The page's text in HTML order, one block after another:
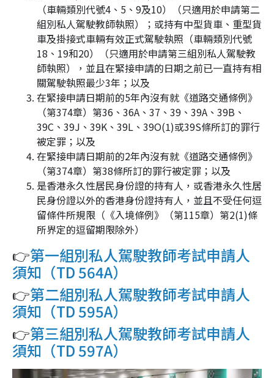
（車輛類別代號4、5、9及10）（只適用於申請第二
組別私人駕駛教師執照）；或持有中型貨車、重型貨
車及掛接式車輛有效正式駕駛執照（車輛類別代號
18、19和20）（只適用於申請第三組別私人駕駛教
師執照），並且在緊接申請的日期之前已一直持有相
關駕駛執照最少3年；以及
在緊接申請日期前的5年內沒有就《道路交通條例》
（第374章）第36、36A、37、39、39A、39B、
39C、39J、39K、39L、39O(1)或39S條所訂的罪行
被定罪；以及
在緊接申請日期前的2年內沒有就《道路交通條例》
（第374章）第38條所訂的罪行被定罪；以及
是香港永久性居民身份證的持有人，或香港永久性居
民身份證以外的香港身份證持有人，並且不受任何逗
留條件所規限（《入境條例》（第115章）第2(1)條
所界定的逗留期限除外）
👉第一組別私人駕駛教師考試申請人
須知（TD 564A）
👉第二組別私人駕駛教師考試申請人
須知（TD 595A）
👉第三組別私人駕駛教師考試申請人
須知（TD 597A）